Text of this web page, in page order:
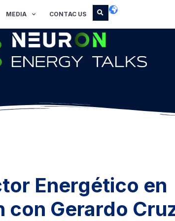
MEDIA CONTAC US
Energético en
con Gerardo